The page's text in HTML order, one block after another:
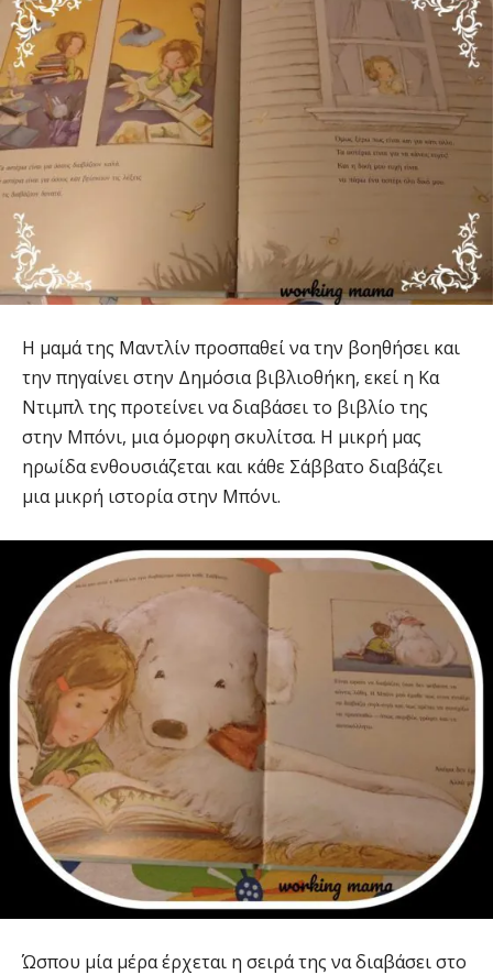
Η μαμά της Μαντλίν προσπαθεί να την βοηθήσει και
την πηγαίνει στην Δημόσια βιβλιοθήκη, εκεί η Κα
Ντιμπλ της προτείνει να διαβάσει το βιβλίο της
στην Μπόνι, μια όμορφη σκυλίτσα. Η μικρή μας
ηρωίδα ενθουσιάζεται και κάθε Σάββατο διαβάζει
μια μικρή ιστορία στην Μπόνι.
Ώσπου μία μέρα έρχεται η σειρά της να διαβάσει στο